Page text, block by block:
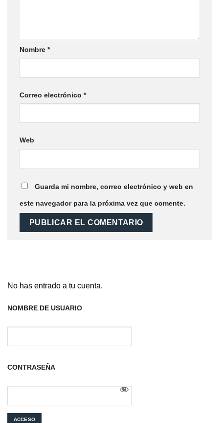
Nombre *
Correo electrónico *
Web
Guarda mi nombre, correo electrónico y web en
este navegador para la próxima vez que comente.
No has entrado a tu cuenta.
NOMBRE DE USUARIO
CONTRASEÑA